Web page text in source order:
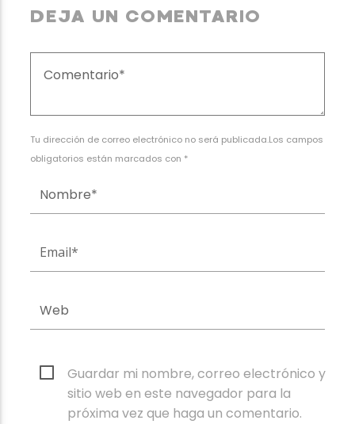
DEJA UN COMENTARIO
Tu dirección de correo electrónico no será publicada.Los campos
obligatorios están marcados con *
Guardar mi nombre, correo electrónico y
sitio web en este navegador para la
próxima vez que haga un comentario.